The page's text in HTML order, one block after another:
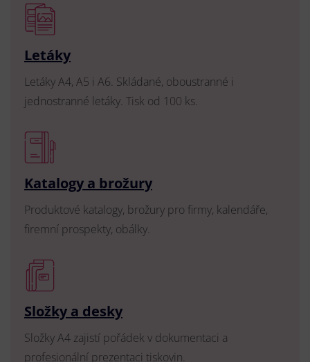
Letáky
Letáky A4, A5 i A6. Skládané, oboustranné i
jednostranné letáky. Tisk od 100 ks.
Katalogy a brožury
Produktové katalogy, brožury pro firmy, kalendáře,
firemní prospekty, obálky.
Složky a desky
Složky A4 zajistí pořádek v dokumentaci a
profesionální prezentaci tiskovin.